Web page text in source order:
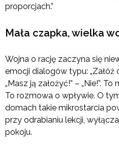
proporcjach.”
Mała czapka, wielka
Wojna o rację zaczyna się
emocji dialogów typu: „Załóż
„Masz ją założyć!” – „Nie!”.
To rozmowa o wpływie. O
domach takie mikrostarcia
przy odrabianiu lekcji,
pokoju.